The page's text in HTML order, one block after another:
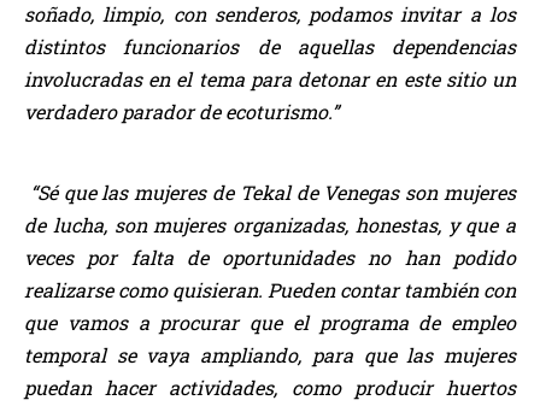
soñado, limpio, con senderos, podamos invitar a los
distintos funcionarios de aquellas dependencias
involucradas en el tema para detonar en este sitio un
verdadero parador de ecoturismo.”
“Sé que las mujeres de Tekal de Venegas son mujeres
de lucha, son mujeres organizadas, honestas, y que a
veces por falta de oportunidades no han podido
realizarse como quisieran. Pueden contar también con
que vamos a procurar que el programa de empleo
temporal se vaya ampliando, para que las mujeres
puedan hacer actividades, como producir huertos